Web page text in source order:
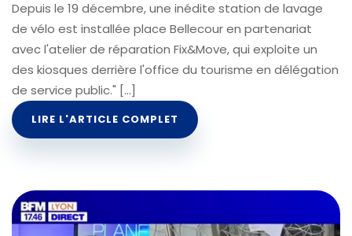
Depuis le 19 décembre, une inédite station de lavage
de vélo est installée place Bellecour en partenariat
avec l'atelier de réparation Fix&Move, qui exploite un
des kiosques derrière l'office du tourisme en délégation
de service public." [...]
LIRE L'ARTICLE COMPLET